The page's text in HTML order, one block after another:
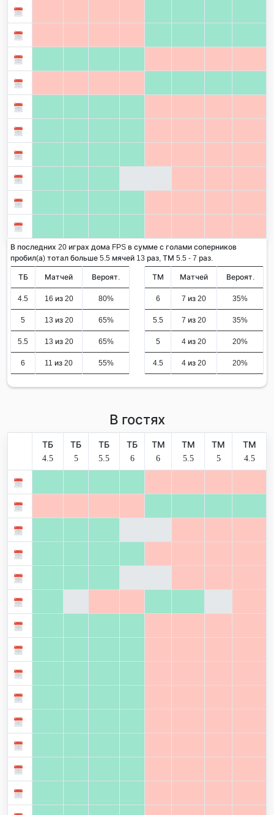
В последних 20 играх дома FPS в сумме с голами соперников
пробил(а) тотал больше 5.5 мячей 13 раз, ТМ 5.5 - 7 раз.
ТБ Матчей Вероят.
4.5 16 из 20 80%
5 13 из 20 65%
5.5 13 из 20 65%
6 11 из 20 55%
ТМ Матчей Вероят.
6 7 из 20 35%
5.5 7 из 20 35%
5 4 из 20 20%
4.5 4 из 20 20%
В гостях
ТБ
4.5
ТБ
5
ТБ
5.5
ТБ
6
ТМ
6
ТМ
5.5
ТМ
5
ТМ
4.5